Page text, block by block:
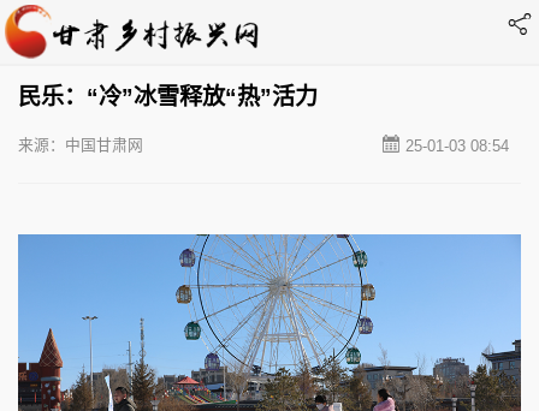
民乐：“冷”冰雪释放“热”活力
25-01-03 08:54
来源：中国甘肃网